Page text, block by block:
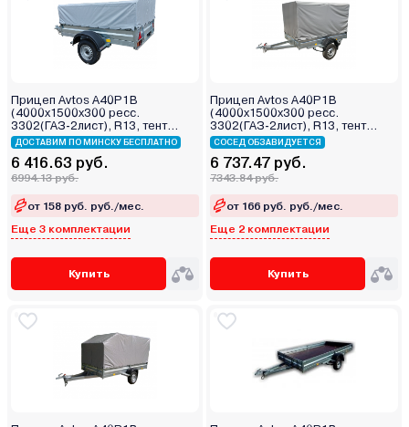
Прицеп Avtos A40P1B
(4000х1500х300 ресс.
3302(ГАЗ-2лист), R13, тент
400мм)
ДОСТАВИМ ПО МИНСКУ БЕСПЛАТНО
6 416.63 руб.
6994.13 руб.
от 158 руб. руб./мес.
Еще 3 комплектации
Купить
Прицеп Avtos A40P1B
(4000х1500х300 ресс.
3302(ГАЗ-2лист), R13, тент
1200мм)
СОСЕД ОБЗАВИДУЕТСЯ
6 737.47 руб.
7343.84 руб.
от 166 руб. руб./мес.
Еще 2 комплектации
Купить